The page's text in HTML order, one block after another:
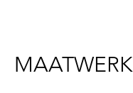
MAATWERK